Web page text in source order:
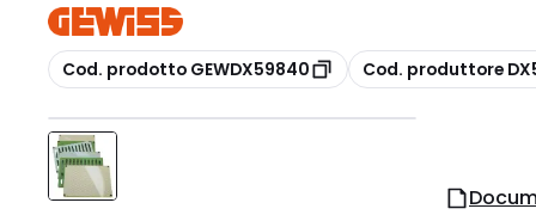
copia
Cod. prodotto GEWDX59840 copia
Cod. produttore